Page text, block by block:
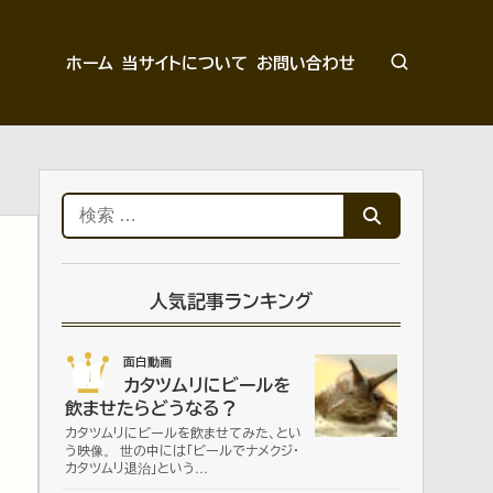
ホーム 当サイトについて お問い合わせ
検
索:
人気記事ランキング
01 面白動画
カタツムリにビールを
飲ませたらどうなる？
カタツムリにビールを飲ませてみた、とい
う映像。 世の中には「ビールでナメクジ・
カタツムリ退治」という…